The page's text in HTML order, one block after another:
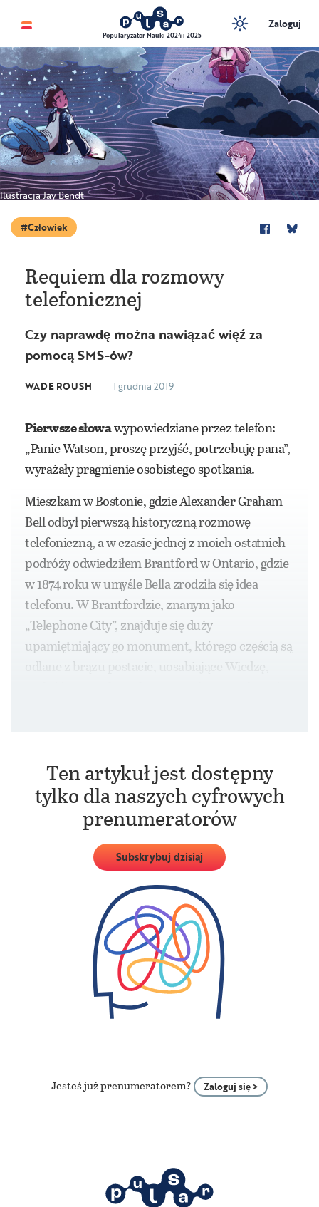
Popularyzator Nauki 2024 i 2025
Zaloguj
Ilustracja Jay Bendt
Człowiek
Requiem dla rozmowy
telefonicznej
Czy naprawdę można nawiązać więź za
pomocą SMS-ów?
WADE ROUSH 1 grudnia 2019
Pierwsze słowawypowiedziane przez telefon:
„Panie Watson, proszę przyjść, potrzebuję pana”,
wyrażały pragnienie osobistego spotkania.
Mieszkam w Bostonie, gdzie Alexander Graham
Bell odbył pierwszą historyczną rozmowę
telefoniczną, a w czasie jednej z moich ostatnich
podróży odwiedziłem Brantford w Ontario, gdzie
w 1874 roku w umyśle Bella zrodziła się idea
telefonu. W Brantfordzie, znanym jako
„Telephone City”, znajduje się duży
upamiętniający go monument, którego częścią są
odlane z brązu postacie, uosabiające Wiedzę,
Ten artykuł jest dostępny
tylko dla naszych cyfrowych
prenumeratorów
Subskrybuj dzisiaj
Jesteś już prenumeratorem? Zaloguj się >